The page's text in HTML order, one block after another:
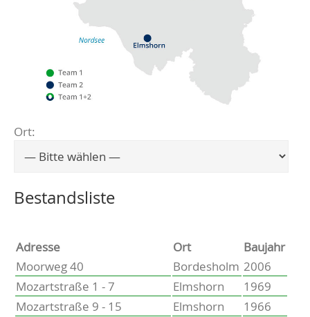
Eckernförde
Heikendorf
Kronshagen
Schwentinental
Preetz
Heide
Bordesholm
Elmshorn
Ort:
Wählen Sie einen Ort, um zur entsprechenden Seite
Bestandsliste
Adresse Ort
Baujahr
Moorweg 40
Bordesholm 2006
Mozartstraße 1 - 7
Elmshorn
1969
Mozartstraße 9 - 15
Elmshorn
1966